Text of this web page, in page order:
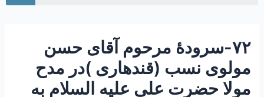
۷۲-سرودۀ مرحوم آقای حسن
مولوی نسب (قندهاری )در مدح
مولا حضرت علی علیه السلام به